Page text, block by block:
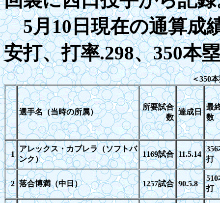
5月10日現在の通算成
安打、打率.298、350本
＜350
選手名（当時の所属）
所要試合
数
達成日
最
数
1
アレックス・カブレラ（ソフトバ
ンク）
1169試合 11.5.14
356
打
2 落合博満（中日） 1257試合 90.5.8
510
打